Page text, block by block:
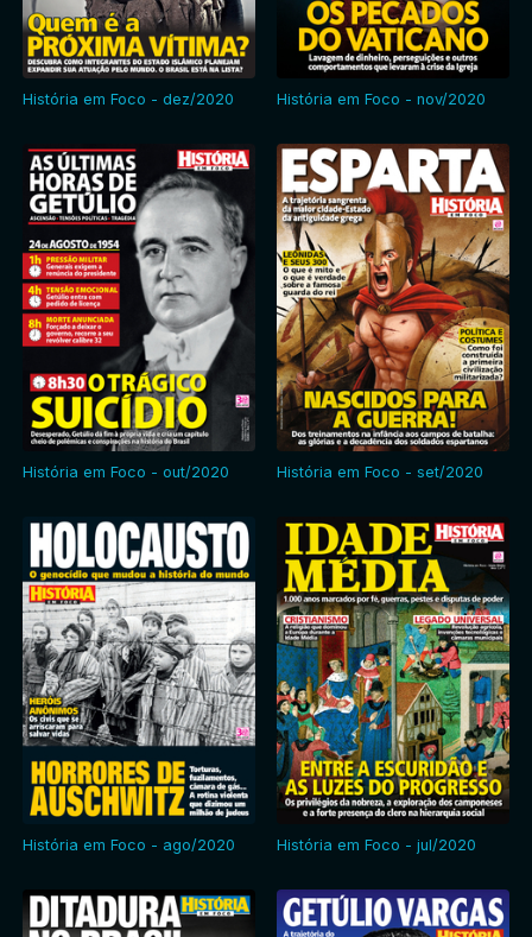
História em Foco - dez/2020 História em Foco - nov/2020
História em Foco - out/2020 História em Foco - set/2020
História em Foco - ago/2020 História em Foco - jul/2020